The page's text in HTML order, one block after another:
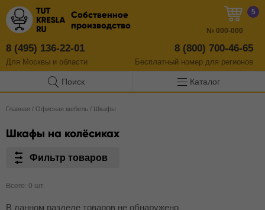
Собственное
производство
8 (495) 136-22-01
Для Москвы и области
8 (800) 700-46-65
Бесплатный номер для регионов
5
№ 000-000
Поиск Каталог
Главная / Офисная мебель / Шкафы
Шкафы на колёсиках
Фильтр товаров
Всего: 0 шт.
В данном разделе товаров не обнаружено